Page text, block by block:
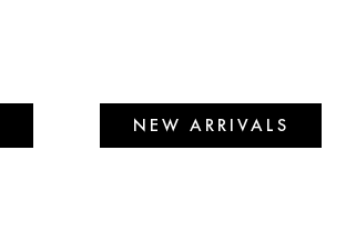
NEW ARRIVALS